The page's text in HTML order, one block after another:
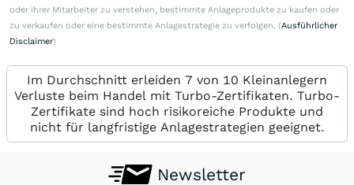
oder ihrer Mitarbeiter zu verstehen, bestimmte Anlageprodukte zu kaufen oder
zu verkaufen oder eine bestimmte Anlagestrategie zu verfolgen. (Ausführlicher
Disclaimer)
Im Durchschnitt erleiden 7 von 10 Kleinanlegern
Verluste beim Handel mit Turbo-Zertifikaten. Turbo-
Zertifikate sind hoch risikoreiche Produkte und
nicht für langfristige Anlagestrategien geeignet.
Newsletter